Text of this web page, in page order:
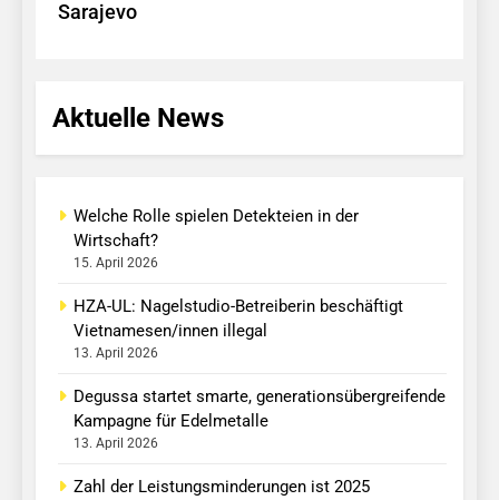
Sarajevo
Aktuelle News
Welche Rolle spielen Detekteien in der
Wirtschaft?
15. April 2026
HZA-UL: Nagelstudio-Betreiberin beschäftigt
Vietnamesen/innen illegal
13. April 2026
Degussa startet smarte, generationsübergreifende
Kampagne für Edelmetalle
13. April 2026
Zahl der Leistungsminderungen ist 2025